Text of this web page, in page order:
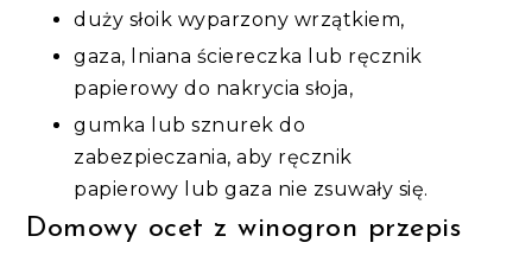
duży słoik wyparzony wrzątkiem,
gaza, lniana ściereczka lub ręcznik
papierowy do nakrycia słoja,
gumka lub sznurek do
zabezpieczania, aby ręcznik
papierowy lub gaza nie zsuwały się.
Domowy ocet z winogron przepis